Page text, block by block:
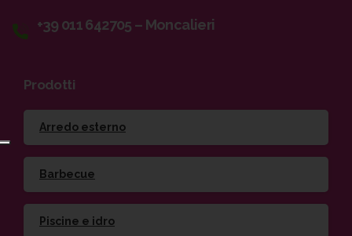
+39 011 642705 – Moncalieri
Prodotti
Arredo esterno
Barbecue
Piscine e idro